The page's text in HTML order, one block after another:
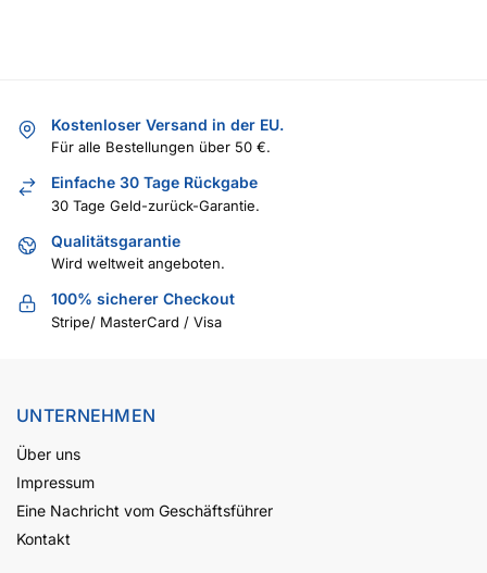
Kostenloser Versand in der EU.
Für alle Bestellungen über 50 €.
Einfache 30 Tage Rückgabe
30 Tage Geld-zurück-Garantie.
Qualitätsgarantie
Wird weltweit angeboten.
100% sicherer Checkout
Stripe/ MasterCard / Visa
UNTERNEHMEN
Über uns
Impressum
Eine Nachricht vom Geschäftsführer
Kontakt